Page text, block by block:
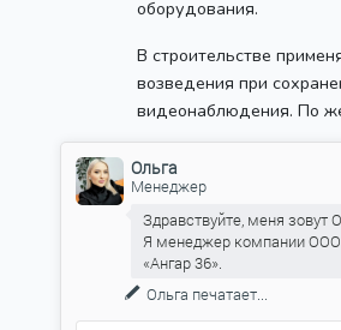
оборудования.
В строительстве
возведения при
видеонаблюдения. По
Для торговых
Объединение складской
36 гарантирует
Ольга
Менеджер
Здравствуйте, меня зовут
Я менеджер компании
«Ангар 36».
Ольга печатает...